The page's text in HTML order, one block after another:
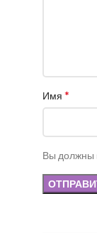
Имя *
Вы должны